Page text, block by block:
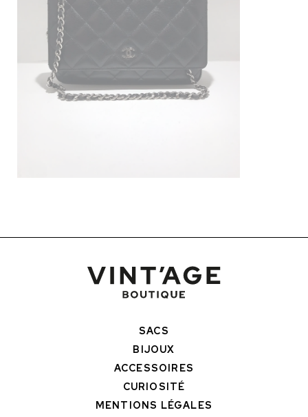
SACS
BIJOUX
ACCESSOIRES
CURIOSITÉ
MENTIONS LÉGALES